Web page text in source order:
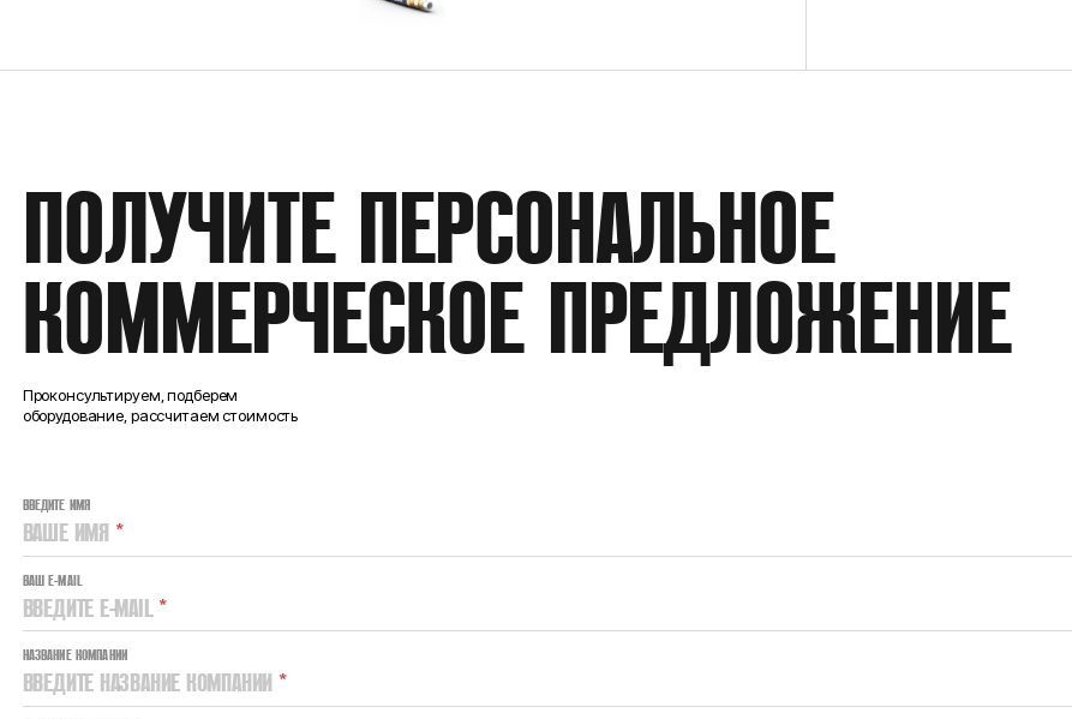
РАБОЧАЯ ТЕМПЕРАТУРА
ПОЛУЧИТЕ ПЕРСОНАЛЬНОЕ
КОММЕРЧЕСКОЕ ПРЕДЛОЖЕНИЕ
Проконсультируем, подберем
оборудование, рассчитаем стоимость
ВВЕДИТЕ ИМЯ
ВАШЕ ИМЯ *
ВАШ E-MAIL
ВВЕДИТЕ E-MAIL*
НАЗВАНИЕ КОМПАНИИ
ВВЕДИТЕ НАЗВАНИЕ КОМПАНИИ *